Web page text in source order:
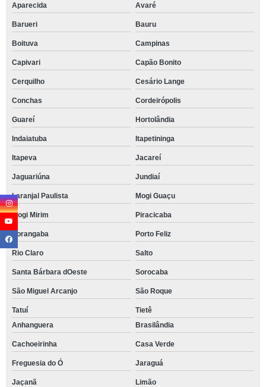
Aparecida Avaré
Barueri Bauru
Boituva Campinas
Capivari Capão Bonito
Cerquilho Cesário Lange
Conchas Cordeirópolis
Guareí Hortolândia
Indaiatuba Itapetininga
Itapeva Jacareí
Jaguariúna Jundiaí
Laranjal Paulista Mogi Guaçu
Mogi Mirim Piracicaba
Porangaba Porto Feliz
Rio Claro Salto
Santa Bárbara dOeste Sorocaba
São Miguel Arcanjo São Roque
Tatuí
Tietê
Anhanguera
Brasilândia
Cachoeirinha Casa Verde
Freguesia do Ó Jaraguá
Jaçanã Limão